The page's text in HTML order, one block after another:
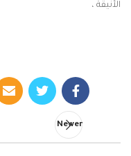
الأنيقة ،
Newer